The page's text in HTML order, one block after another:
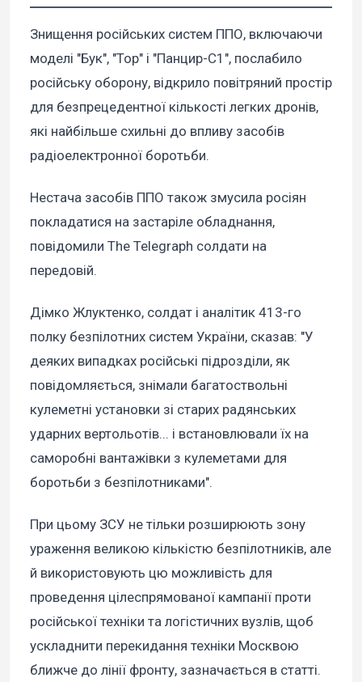
Знищення російських систем ППО, включаючи
моделі "Бук", "Тор" і "Панцир-С1", послабило
російську оборону, відкрило повітряний простір
для безпрецедентної кількості легких дронів,
які найбільше схильні до впливу засобів
радіоелектронної боротьби.
Нестача засобів ППО також змусила росіян
покладатися на застаріле обладнання,
повідомили The Telegraph солдати на
передовій.
Дімко Жлуктенко, солдат і аналітик 413-го
полку безпілотних систем України, сказав: "У
деяких випадках російські підрозділи, як
повідомляється, знімали багатоствольні
кулеметні установки зі старих радянських
ударних вертольотів... і встановлювали їх на
саморобні вантажівки з кулеметами для
боротьби з безпілотниками".
При цьому ЗСУ не тільки розширюють зону
ураження великою кількістю безпілотників, але
й використовують цю можливість для
проведення цілеспрямованої кампанії проти
російської техніки та логістичних вузлів, щоб
ускладнити перекидання техніки Москвою
ближче до лінії фронту, зазначається в статті.